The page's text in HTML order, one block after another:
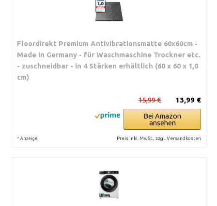
Floordirekt Premium Antivibrationsmatte 60x60cm -
Made in Germany - für Waschmaschine Trockner etc.
- zuschneidbar - in 4 Stärken erhältlich (60 x 60 x 1,0
cm)
13,99 €
15,99 €
Bei Amazon
ansehen
* Anzeige Preis inkl. MwSt., zzgl. Versandkosten